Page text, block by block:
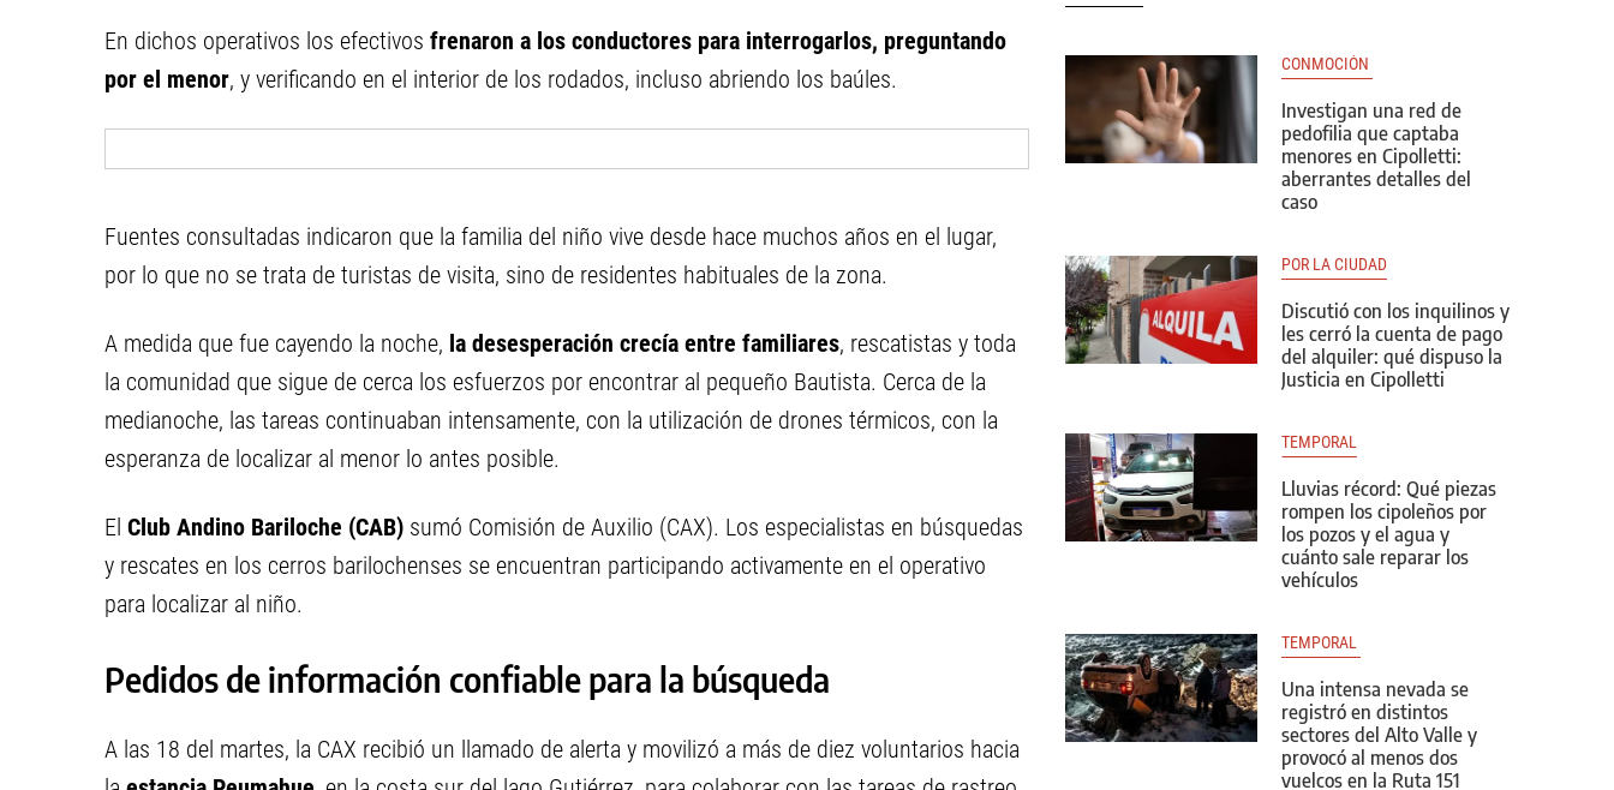
En dichos operativos los efectivos frenaron a los conductores para interrogarlos, preguntando
por el menor, y verificando en el interior de los rodados, incluso abriendo los baúles.
Fuentes consultadas indicaron que la familia del niño vive desde hace muchos años en el lugar,
por lo que no se trata de turistas de visita, sino de residentes habituales de la zona.
A medida que fue cayendo la noche, la desesperación crecía entre familiares, rescatistas y toda
la comunidad que sigue de cerca los esfuerzos por encontrar al pequeño Bautista. Cerca de la
medianoche, las tareas continuaban intensamente, con la utilización de drones térmicos, con la
esperanza de localizar al menor lo antes posible.
El Club Andino Bariloche (CAB) sumó Comisión de Auxilio (CAX). Los especialistas en búsquedas
y rescates en los cerros barilochenses se encuentran participando activamente en el operativo
para localizar al niño.
Pedidos de información confiable para la búsqueda
A las 18 del martes, la CAX recibió un llamado de alerta y movilizó a más de diez voluntarios hacia
CONMOCIÓN
Investigan una red de
pedofilia que captaba
menores en Cipolletti:
aberrantes detalles del
caso
POR LA CIUDAD
Discutió con los inquilinos y
les cerró la cuenta de pago
del alquiler: qué dispuso la
Justicia en Cipolletti
TEMPORAL
Lluvias récord: Qué piezas
rompen los cipoleños por
los pozos y el agua y
cuánto sale reparar los
vehículos
TEMPORAL
Una intensa nevada se
registró en distintos
sectores del Alto Valle y
provocó al menos dos
vuelcos en la Ruta 151